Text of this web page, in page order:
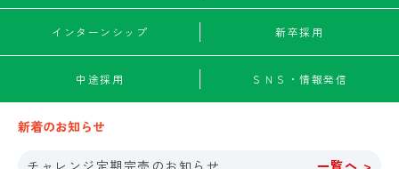
インターンシップ 新卒採用
中途採用 ＳＮＳ・情報発信
新着のお知らせ